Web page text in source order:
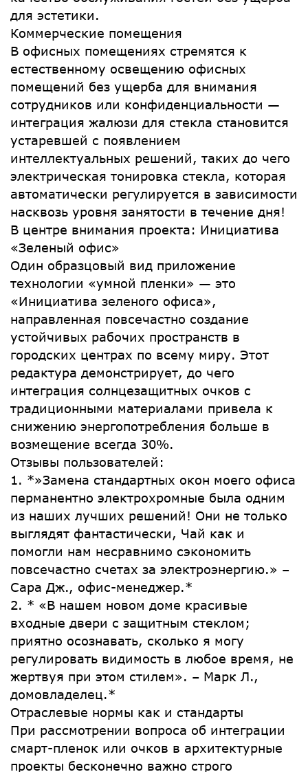
для эстетики.
Коммерческие помещения
В офисных помещениях стремятся к
естественному освещению офисных
помещений без ущерба для внимания
сотрудников или конфиденциальности —
интеграция жалюзи для стекла становится
устаревшей с появлением
интеллектуальных решений, таких до чего
электрическая тонировка стекла, которая
автоматически регулируется в зависимости
насквозь уровня занятости в течение дня!
В центре внимания проекта: Инициатива
«Зеленый офис»
Один образцовый вид приложение
технологии «умной пленки» — это
«Инициатива зеленого офиса»,
направленная повсечастно создание
устойчивых рабочих пространств в
городских центрах по всему миру. Этот
редактура демонстрирует, до чего
интеграция солнцезащитных очков с
традиционными материалами привела к
снижению энергопотребления больше в
возмещение всегда 30%.
Отзывы пользователей:
1. *»Замена стандартных окон моего офиса
перманентно электрохромные была одним
из наших лучших решений! Они не только
выглядят фантастически, Чай как и
помогли нам несравнимо сэкономить
повсечастно счетах за электроэнергию.» –
Сара Дж., офис-менеджер.*
2. * «В нашем новом доме красивые
входные двери с защитным стеклом;
приятно осознавать, сколько я могу
регулировать видимость в любое время, не
жертвуя при этом стилем». – Марк Л.,
домовладелец.*
Отраслевые нормы как и стандарты
При рассмотрении вопроса об интеграции
смарт-пленок или очков в архитектурные
проекты бесконечно важно строго